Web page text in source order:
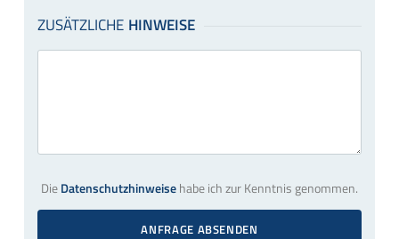
DieDatenschutzhinweisehabe ich zur Kenntnis genommen.
ANFRAGE ABSENDEN